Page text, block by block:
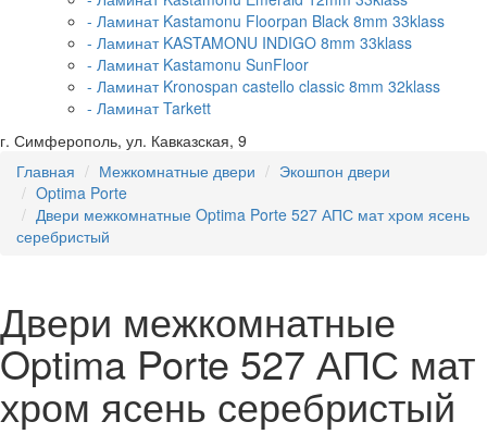
- Ламинат Kastamonu Floorpan Black 8mm 33klass
- Ламинат KASTAMONU INDIGO 8mm 33klass
- Ламинат Kastamonu SunFloor
- Ламинат Kronospan castello classic 8mm 32klass
- Ламинат Tarkett
г. Симферополь, ул. Кавказская, 9
Главная
Межкомнатные двери
Экошпон двери
Optima Porte
Двери межкомнатные Optima Porte 527 АПС мат хром ясень
серебристый
Двери межкомнатные
Optima Porte 527 АПС мат
хром ясень серебристый